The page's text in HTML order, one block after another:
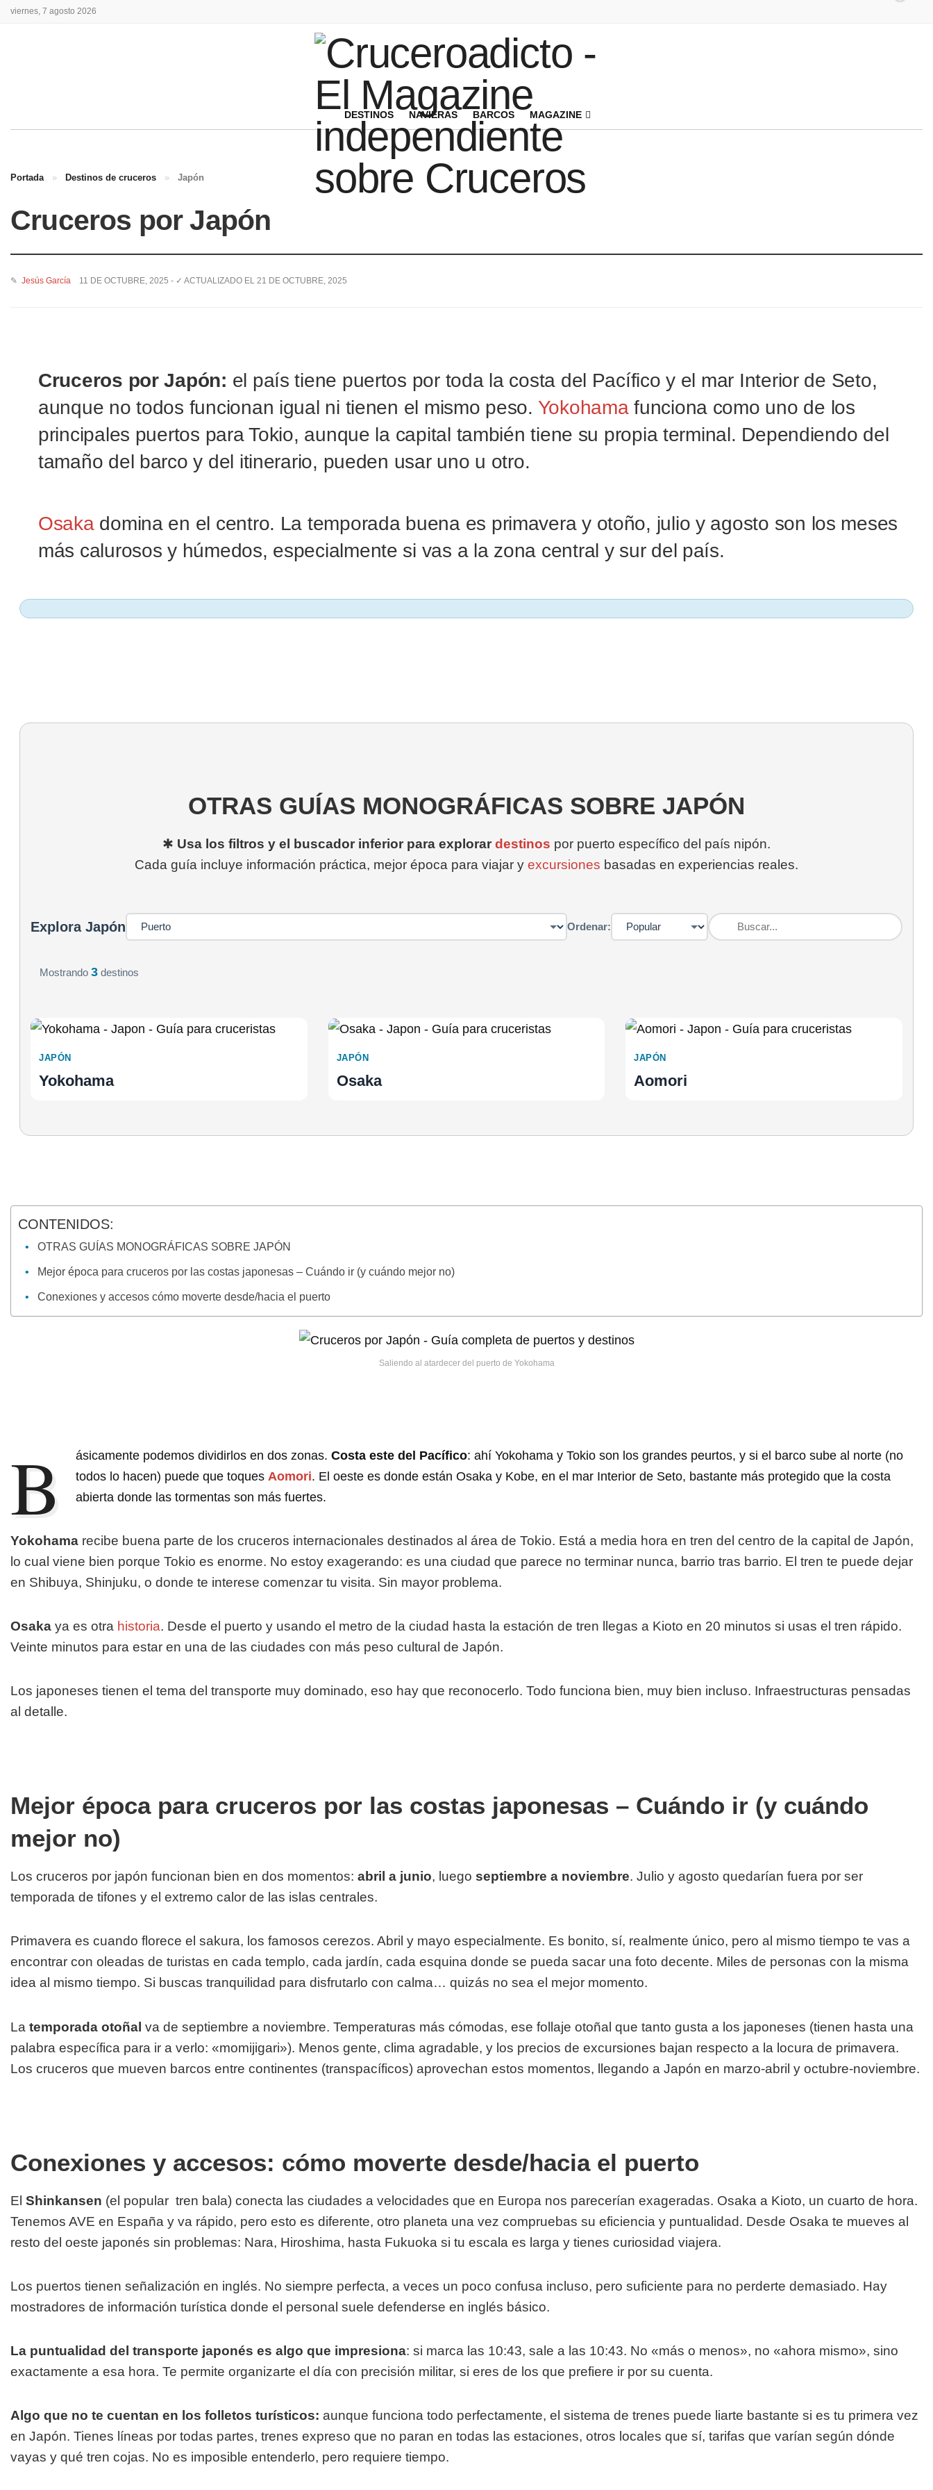
viernes, 7 agosto 2026
DESTINOS NAVIERAS BARCOS MAGAZINE
Portada » Destinos de cruceros » Japón
Cruceros por Japón
✎ Jesús García 11 DE OCTUBRE, 2025 - ✓ ACTUALIZADO EL 21 DE OCTUBRE, 2025
Cruceros por Japón: el país tiene puertos por toda la costa del Pacífico y el mar Interior de Seto,
aunque no todos funcionan igual ni tienen el mismo peso. Yokohamafunciona como uno de los
principales puertos para Tokio, aunque la capital también tiene su propia terminal. Dependiendo del
tamaño del barco y del itinerario, pueden usar uno u otro.
Osakadomina en el centro. La temporada buena es primavera y otoño, julio y agosto son los meses
más calurosos y húmedos, especialmente si vas a la zona central y sur del país.
OTRAS GUÍAS MONOGRÁFICAS SOBRE JAPÓN
✱ Usa los filtros y el buscador inferior para explorar destinos por puerto específico del país nipón.
Cada guía incluye información práctica, mejor época para viajar y excursiones basadas en experiencias reales.
Explora Japón Ordenar:
Mostrando3 destinos
JAPÓN
Yokohama
JAPÓN
Osaka
JAPÓN
Aomori
CONTENIDOS:
OTRAS GUÍAS MONOGRÁFICAS SOBRE JAPÓN
Mejor época para cruceros por las costas japonesas – Cuándo ir (y cuándo mejor no)
Conexiones y accesos cómo moverte desde/hacia el puerto
Saliendo al atardecer del puerto de Yokohama
B ásicamente podemos dividirlos en dos zonas. Costa este del Pacífico: ahí Yokohama y Tokio son los grandes peurtos, y si el barco sube al norte (no
todos lo hacen) puede que toques Aomori. El oeste es donde están Osaka y Kobe, en el mar Interior de Seto, bastante más protegido que la costa
abierta donde las tormentas son más fuertes.
Yokohama recibe buena parte de los cruceros internacionales destinados al área de Tokio. Está a media hora en tren del centro de la capital de Japón,
lo cual viene bien porque Tokio es enorme. No estoy exagerando: es una ciudad que parece no terminar nunca, barrio tras barrio. El tren te puede dejar
en Shibuya, Shinjuku, o donde te interese comenzar tu visita. Sin mayor problema.
Osaka ya es otra historia. Desde el puerto y usando el metro de la ciudad hasta la estación de tren llegas a Kioto en 20 minutos si usas el tren rápido.
Veinte minutos para estar en una de las ciudades con más peso cultural de Japón.
Los japoneses tienen el tema del transporte muy dominado, eso hay que reconocerlo. Todo funciona bien, muy bien incluso. Infraestructuras pensadas
al detalle.
Mejor época para cruceros por las costas japonesas – Cuándo ir (y cuándo
mejor no)
Los cruceros por japón funcionan bien en dos momentos: abril a junio, luego septiembre a noviembre. Julio y agosto quedarían fuera por ser
temporada de tifones y el extremo calor de las islas centrales.
Primavera es cuando florece el sakura, los famosos cerezos. Abril y mayo especialmente. Es bonito, sí, realmente único, pero al mismo tiempo te vas a
encontrar con oleadas de turistas en cada templo, cada jardín, cada esquina donde se pueda sacar una foto decente. Miles de personas con la misma
idea al mismo tiempo. Si buscas tranquilidad para disfrutarlo con calma… quizás no sea el mejor momento.
La temporada otoñal va de septiembre a noviembre. Temperaturas más cómodas, ese follaje otoñal que tanto gusta a los japoneses (tienen hasta una
palabra específica para ir a verlo: «momijigari»). Menos gente, clima agradable, y los precios de excursiones bajan respecto a la locura de primavera.
Los cruceros que mueven barcos entre continentes (transpacíficos) aprovechan estos momentos, llegando a Japón en marzo-abril y octubre-noviembre.
Conexiones y accesos: cómo moverte desde/hacia el puerto
El Shinkansen (el popular tren bala) conecta las ciudades a velocidades que en Europa nos parecerían exageradas. Osaka a Kioto, un cuarto de hora.
Tenemos AVE en España y va rápido, pero esto es diferente, otro planeta una vez compruebas su eficiencia y puntualidad. Desde Osaka te mueves al
resto del oeste japonés sin problemas: Nara, Hiroshima, hasta Fukuoka si tu escala es larga y tienes curiosidad viajera.
Los puertos tienen señalización en inglés. No siempre perfecta, a veces un poco confusa incluso, pero suficiente para no perderte demasiado. Hay
mostradores de información turística donde el personal suele defenderse en inglés básico.
La puntualidad del transporte japonés es algo que impresiona: si marca las 10:43, sale a las 10:43. No «más o menos», no «ahora mismo», sino
exactamente a esa hora. Te permite organizarte el día con precisión militar, si eres de los que prefiere ir por su cuenta.
Algo que no te cuentan en los folletos turísticos: aunque funciona todo perfectamente, el sistema de trenes puede liarte bastante si es tu primera vez
en Japón. Tienes líneas por todas partes, trenes expreso que no paran en todas las estaciones, otros locales que sí, tarifas que varían según dónde
vayas y qué tren cojas. No es imposible entenderlo, pero requiere tiempo.